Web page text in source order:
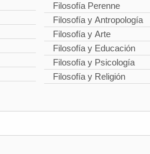
Filosofía Perenne
Filosofía y Antropología
Filosofía y Arte
Filosofía y Educación
Filosofía y Psicología
Filosofía y Religión